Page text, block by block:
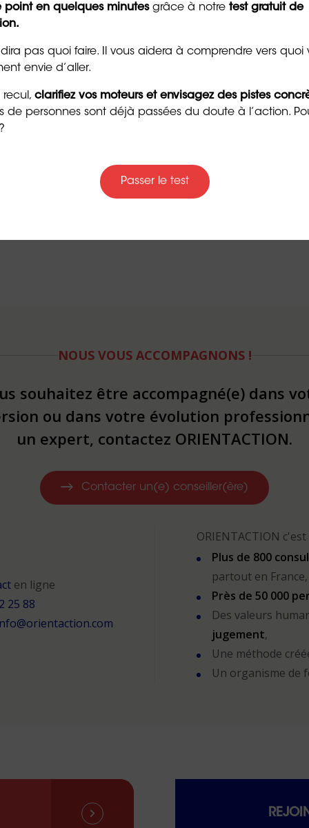
du groupe ORIENTACTION (19/12/2023)
***
un
avec un consultant ORIENTACTION
Trente messages
4 min. de lecture
NOUS VOUS ACCOMPAGNONS !
souhaitez être accompagné(e) dans
ou dans votre évolution
un expert, contactez ORIENTACTION.
Contacter un(e) conseiller(ère)
en ligne
25 88
ORIENTACTION c'est
Plus de 800
partout en France,
Près de 50 000
Des valeurs
jugement,
Une méthode
Un organisme de
point en quelques minutesgrâce à notre test gratuit de
dira pas quoi faire. Il vous aidera à comprendre vers quoi
envie d’aller.
recul, clarifiez vos moteurs et envisagez des pistes
de personnes sont déjà passées du doute à l’action.
Passer le test